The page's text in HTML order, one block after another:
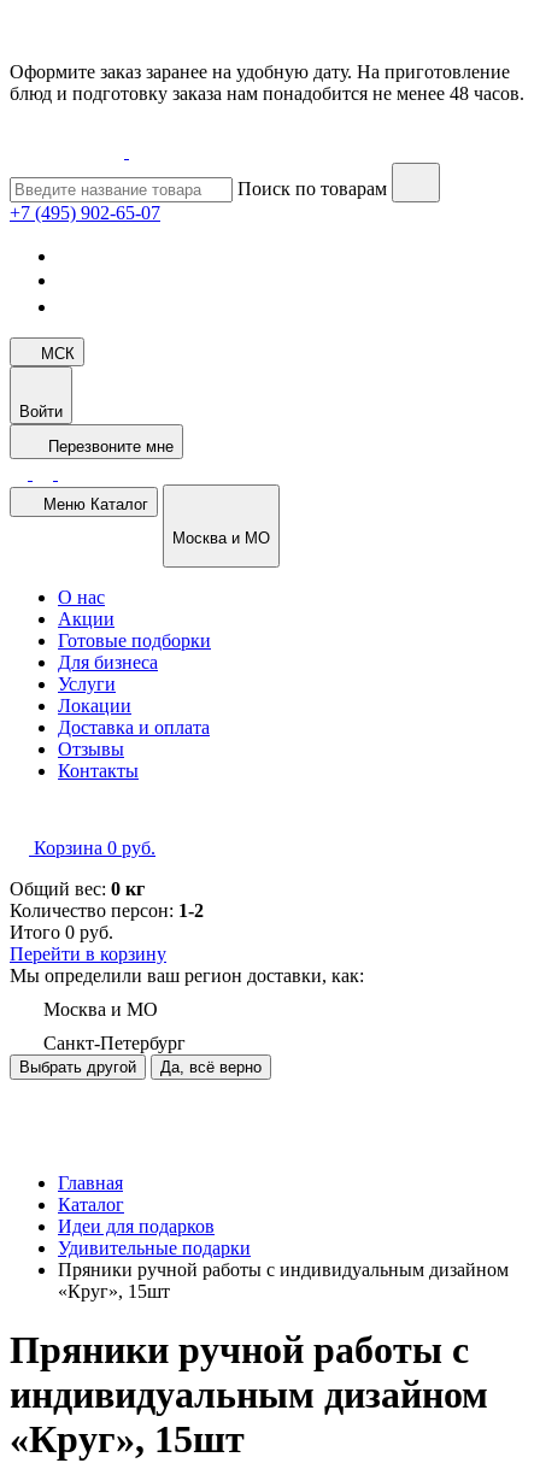
Оформите заказ заранее на удобную дату. На приготовление
блюд и подготовку заказа нам понадобится не менее 48 часов.
Поиск по товарам
+7 (495) 902-65-07
МСК
Войти
Перезвоните мне
Меню Каталог
Москва и МО
О нас
Акции
Готовые подборки
Для бизнеса
Услуги
Локации
Доставка и оплата
Отзывы
Контакты
Корзина 0 руб.
Общий вес: 0 кг
Количество персон: 1-2
Итого 0 руб.
Перейти в корзину
Мы определили ваш регион доставки, как:
Москва и МО
Санкт-Петербург
Выбрать другой Да, всё верно
Главная
Каталог
Идеи для подарков
Удивительные подарки
Пряники ручной работы с индивидуальным дизайном
«Круг», 15шт
Пряники ручной работы с
индивидуальным дизайном
«Круг», 15шт